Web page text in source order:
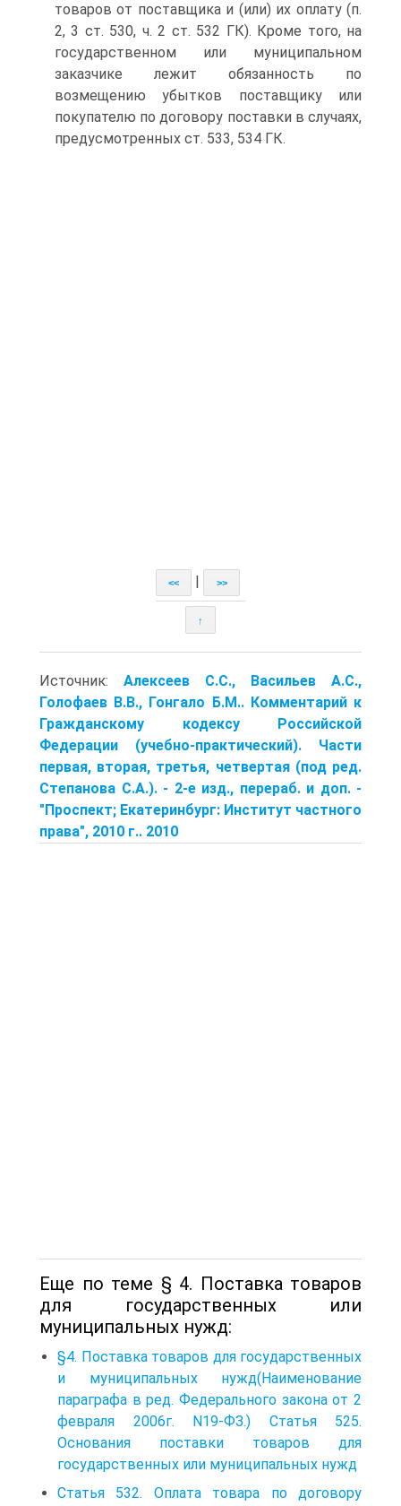
товаров от поставщика и (или) их оплату (п.
2, 3 ст. 530, ч. 2 ст. 532 ГК). Кроме того, на
государственном или муниципальном
заказчике лежит обязанность по
возмещению убытков поставщику или
покупателю по договору поставки в случаях,
предусмотренных ст. 533, 534 ГК.
<< >>
↑
Источник: Алексеев С.С., Васильев А.С.,
Голофаев В.В., Гонгало Б.М.. Комментарий к
Гражданскому кодексу Российской
Федерации (учебно-практический). Части
первая, вторая, третья, четвертая (под ред.
Степанова С.А.). - 2-е изд., перераб. и доп. -
"Проспект; Екатеринбург: Институт частного
права", 2010 г.. 2010
Еще по теме § 4. Поставка товаров
для государственных или
муниципальных нужд:
§4. Поставка товаров для государственных
и муниципальных нужд(Наименование
параграфа в ред. Федерального закона от 2
февраля 2006г. N19-ФЗ.) Статья 525.
Основания поставки товаров для
государственных или муниципальных нужд
Статья 532. Оплата товара по договору